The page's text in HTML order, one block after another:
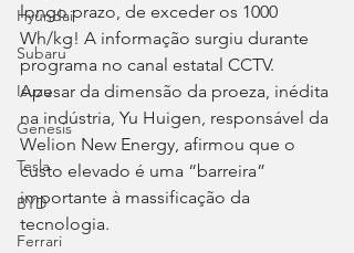
Hyundai
Subaru
Isuzu
Genesis
Tesla
BYD
Ferrari
longo prazo, de exceder os 1000
Wh/kg! A informação surgiu durante
programa no canal estatal CCTV.
Apesar da dimensão da proeza, inédita
na indústria, Yu Huigen, responsável da
Welion New Energy, afirmou que o
custo elevado é uma “barreira”
importante à massificação da
tecnologia.